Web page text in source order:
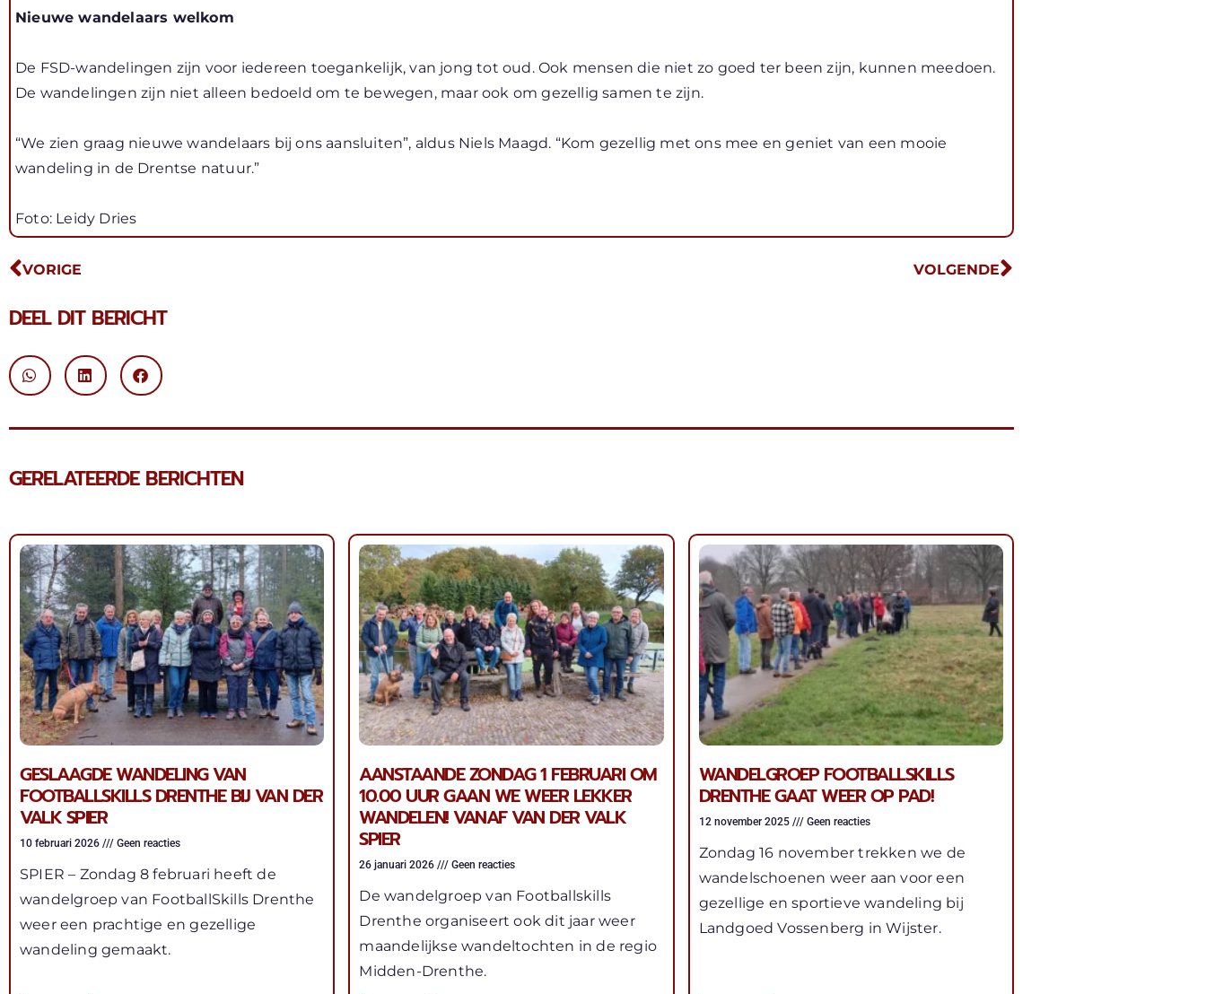
Nieuwe wandelaars welkom
De FSD-wandelingen zijn voor iedereen toegankelijk, van jong tot oud. Ook mensen die niet zo goed ter been zijn, kunnen meedoen.
De wandelingen zijn niet alleen bedoeld om te bewegen, maar ook om gezellig samen te zijn.
“We zien graag nieuwe wandelaars bij ons aansluiten”, aldus Niels Maagd. “Kom gezellig met ons mee en geniet van een mooie
wandeling in de Drentse natuur.”
Foto: Leidy Dries
VORIGE VOLGENDE
DEEL DIT BERICHT
GERELATEERDE BERICHTEN
GESLAAGDE WANDELING VAN
FOOTBALLSKILLS DRENTHE BIJ VAN DER
VALK SPIER
10 februari 2026 Geen reacties
SPIER – Zondag 8 februari heeft de
wandelgroep van FootballSkills Drenthe
weer een prachtige en gezellige
wandeling gemaakt.
AANSTAANDE ZONDAG 1 FEBRUARI OM
10.00 UUR GAAN WE WEER LEKKER
WANDELEN! VANAF VAN DER VALK
SPIER
26 januari 2026 Geen reacties
De wandelgroep van Footballskills
Drenthe organiseert ook dit jaar weer
maandelijkse wandeltochten in de regio
Midden-Drenthe.
WANDELGROEP FOOTBALLSKILLS
DRENTHE GAAT WEER OP PAD!
12 november 2025 Geen reacties
Zondag 16 november trekken we de
wandelschoenen weer aan voor een
gezellige en sportieve wandeling bij
Landgoed Vossenberg in Wijster.